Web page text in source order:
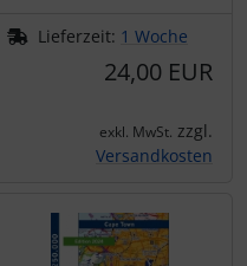
Lieferzeit: 1 Woche
24,00 EUR
exkl. MwSt. zzgl.
Versandkosten